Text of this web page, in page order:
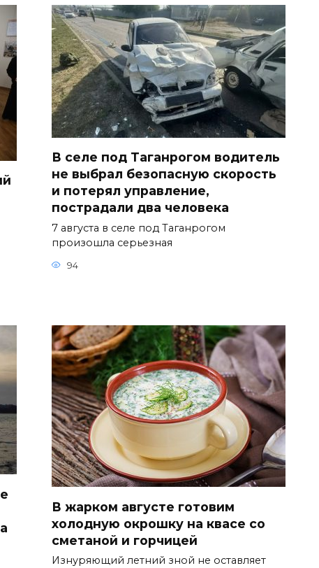
В селе под Таганрогом водитель
не выбрал безопасную скорость
и потерял управление,
пострадали два человека
7 августа в селе под Таганрогом
произошла серьезная
94
В жарком августе готовим
холодную окрошку на квасе со
сметаной и горчицей
Изнуряющий летний зной не оставляет